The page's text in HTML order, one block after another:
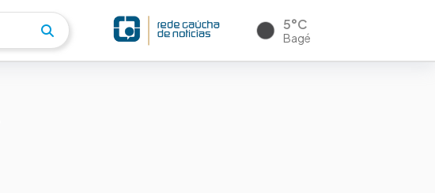
5°C
Bagé